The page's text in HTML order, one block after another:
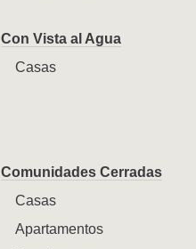
Con Vista al Agua
Casas
Comunidades Cerradas
Casas
Apartamentos